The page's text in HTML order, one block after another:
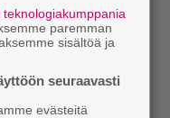
teknologiakumppania
paremman
sisältöä ja
seuraavasti
evästeitä